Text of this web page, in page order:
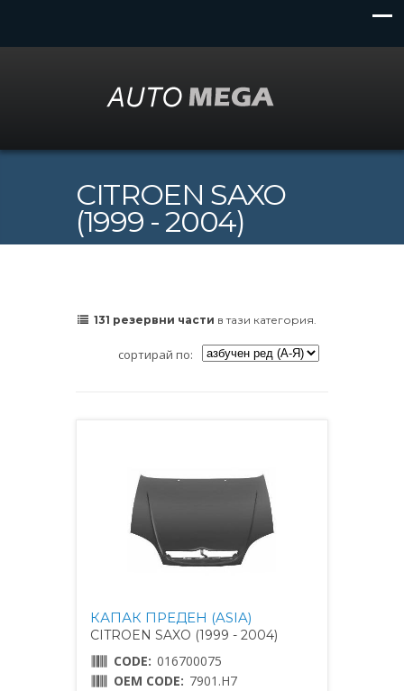
CITROEN SAXO
(1999 - 2004)
131 резервни части в тази категория.
сортирай по:
КАПАК ПРЕДЕН (ASIA)
CITROEN SAXO (1999 - 2004)
CODE: 016700075
OEM CODE: 7901.H7